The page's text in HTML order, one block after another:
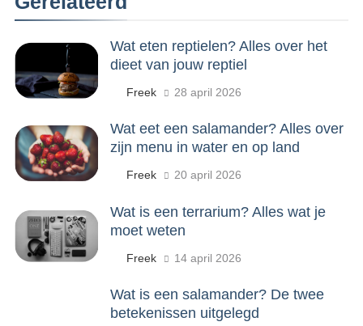
Wat eten reptielen? Alles over het
dieet van jouw reptiel
Freek 28 april 2026
Wat eet een salamander? Alles over
zijn menu in water en op land
Freek 20 april 2026
Wat is een terrarium? Alles wat je
moet weten
Freek 14 april 2026
Wat is een salamander? De twee
betekenissen uitgelegd